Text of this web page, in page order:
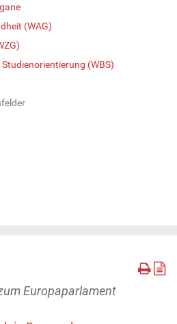
(WAG)
(WBS)
Europaparlament